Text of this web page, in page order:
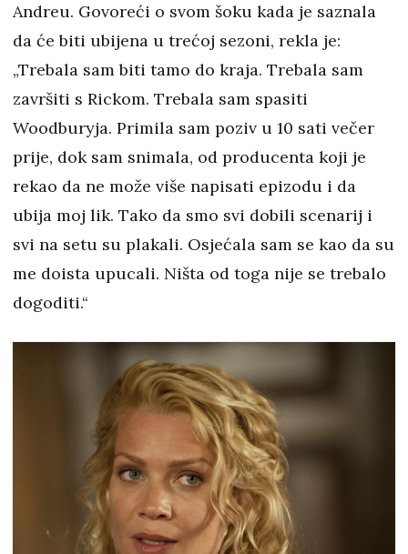
Andreu. Govoreći o svom šoku kada je saznala
da će biti ubijena u trećoj sezoni, rekla je:
„Trebala sam biti tamo do kraja. Trebala sam
završiti s Rickom. Trebala sam spasiti
Woodburyja. Primila sam poziv u 10 sati večer
prije, dok sam snimala, od producenta koji je
rekao da ne može više napisati epizodu i da
ubija moj lik. Tako da smo svi dobili scenarij i
svi na setu su plakali. Osjećala sam se kao da su
me doista upucali. Ništa od toga nije se trebalo
dogoditi.“